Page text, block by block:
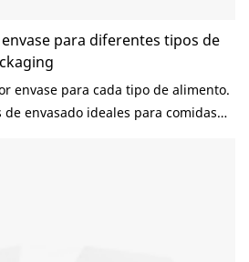
para diferentes tipos de
envase para cada tipo de alimento.
envasado ideales para comidas